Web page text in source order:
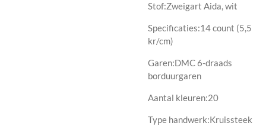
Stof:Zweigart Aida, wit
Specificaties:14 count (5,5
kr/cm)
Garen:DMC 6-draads
borduurgaren
Aantal kleuren:20
Type handwerk:Kruissteek